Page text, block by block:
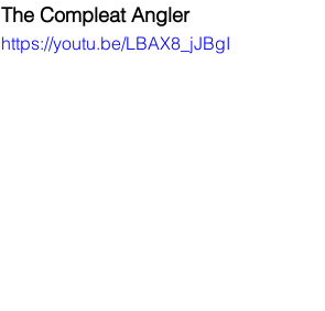
The Compleat Angler
https://youtu.be/LBAX8_jJBgI